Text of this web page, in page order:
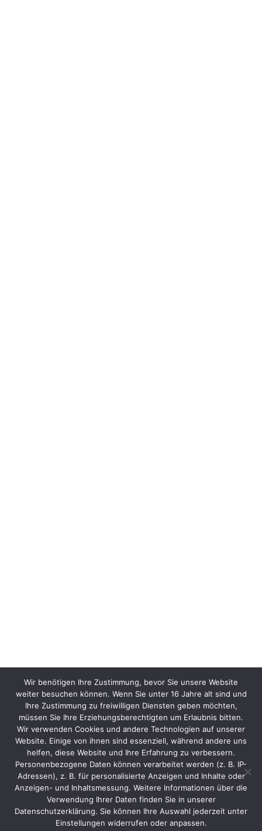
Wir benötigen Ihre Zustimmung, bevor Sie unsere Website
weiter besuchen können. Wenn Sie unter 16 Jahre alt sind und
Ihre Zustimmung zu freiwilligen Diensten geben möchten,
müssen Sie Ihre Erziehungsberechtigten um Erlaubnis bitten.
Wir verwenden Cookies und andere Technologien auf unserer
Website. Einige von ihnen sind essenziell, während andere uns
helfen, diese Website und Ihre Erfahrung zu verbessern.
Personenbezogene Daten können verarbeitet werden (z. B. IP-
Adressen), z. B. für personalisierte Anzeigen und Inhalte oder
Anzeigen- und Inhaltsmessung. Weitere Informationen über die
Verwendung Ihrer Daten finden Sie in unserer
Datenschutzerklärung. Sie können Ihre Auswahl jederzeit unter
Einstellungen widerrufen oder anpassen.